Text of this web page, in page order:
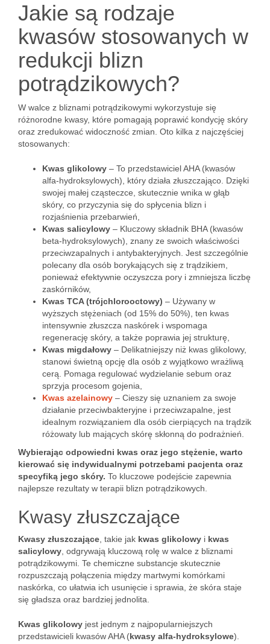
Jakie są rodzaje
kwasów stosowanych w
redukcji blizn
potrądzikowych?
W walce z bliznami potrądzikowymi wykorzystuje się
różnorodne kwasy, które pomagają poprawić kondycję skóry
oraz zredukować widoczność zmian. Oto kilka z najczęściej
stosowanych:
Kwas glikolowy – To przedstawiciel AHA (kwasów
alfa-hydroksylowych), który działa złuszczająco. Dzięki
swojej małej cząsteczce, skutecznie wnika w głąb
skóry, co przyczynia się do spłycenia blizn i
rozjaśnienia przebarwień,
Kwas salicylowy – Kluczowy składnik BHA (kwasów
beta-hydroksylowych), znany ze swoich właściwości
przeciwzapalnych i antybakteryjnych. Jest szczególnie
polecany dla osób borykających się z trądzikiem,
ponieważ efektywnie oczyszcza pory i zmniejsza liczbę
zaskórników,
Kwas TCA (trójchlorooctowy) – Używany w
wyższych stężeniach (od 15% do 50%), ten kwas
intensywnie złuszcza naskórek i wspomaga
regenerację skóry, a także poprawia jej strukturę,
Kwas migdałowy – Delikatniejszy niż kwas glikolowy,
stanowi świetną opcję dla osób z wyjątkowo wrażliwą
cerą. Pomaga regulować wydzielanie sebum oraz
sprzyja procesom gojenia,
Kwas azelainowy – Cieszy się uznaniem za swoje
działanie przeciwbakteryjne i przeciwzapalne, jest
idealnym rozwiązaniem dla osób cierpiących na trądzik
różowaty lub mających skórę skłonną do podrażnień.
Wybierając odpowiedni kwas oraz jego stężenie, warto
kierować się indywidualnymi potrzebami pacjenta oraz
specyfiką jego skóry. To kluczowe podejście zapewnia
najlepsze rezultaty w terapii blizn potrądzikowych.
Kwasy złuszczające
Kwasy złuszczające , takie jak kwas glikolowy i kwas
salicylowy , odgrywają kluczową rolę w walce z bliznami
potrądzikowymi. Te chemiczne substancje skutecznie
rozpuszczają połączenia między martwymi komórkami
naskórka, co ułatwia ich usunięcie i sprawia, że skóra staje
się gładsza oraz bardziej jednolita.
Kwas glikolowy jest jednym z najpopularniejszych
przedstawicieli kwasów AHA (kwasy alfa-hydroksylowe).